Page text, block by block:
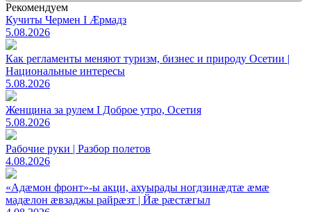
Рекомендуем
Кучиты Чермен I Æрмадз
5.08.2026
Как регламенты меняют туризм, бизнес и природу Осетии |
Национальные интересы
5.08.2026
Женщина за рулем I Доброе утро, Осетия
5.08.2026
Рабочие руки | Разбор полетов
4.08.2026
«Адæмон фронт»-ы акци, ахуырады ногдзинæдтæ æмæ
мадæлон æвзаджы райрæзт | Йæ рæстæгыл